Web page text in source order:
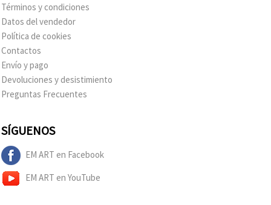
Términos y condiciones
Datos del vendedor
Política de cookies
Contactos
Envío y pago
Devoluciones y desistimiento
Preguntas Frecuentes
SÍGUENOS
EM ART en Facebook
EM ART en YouTube